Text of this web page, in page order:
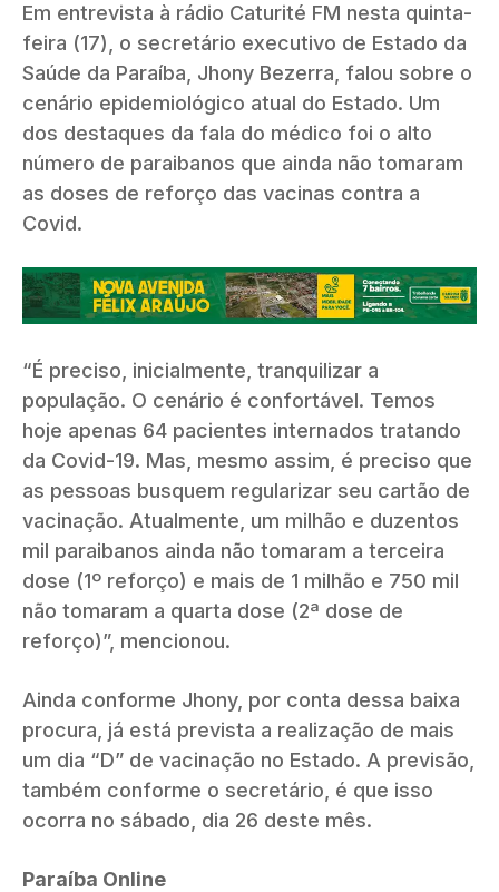
Em entrevista à rádio Caturité FM nesta quinta-
feira (17), o secretário executivo de Estado da
Saúde da Paraíba, Jhony Bezerra, falou sobre o
cenário epidemiológico atual do Estado. Um
dos destaques da fala do médico foi o alto
número de paraibanos que ainda não tomaram
as doses de reforço das vacinas contra a
Covid.
“É preciso, inicialmente, tranquilizar a
população. O cenário é confortável. Temos
hoje apenas 64 pacientes internados tratando
da Covid-19. Mas, mesmo assim, é preciso que
as pessoas busquem regularizar seu cartão de
vacinação. Atualmente, um milhão e duzentos
mil paraibanos ainda não tomaram a terceira
dose (1º reforço) e mais de 1 milhão e 750 mil
não tomaram a quarta dose (2ª dose de
reforço)”, mencionou.
Ainda conforme Jhony, por conta dessa baixa
procura, já está prevista a realização de mais
um dia “D” de vacinação no Estado. A previsão,
também conforme o secretário, é que isso
ocorra no sábado, dia 26 deste mês.
Paraíba Online